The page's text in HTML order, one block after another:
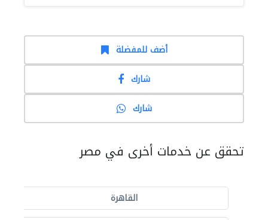
أضف للمفضلة
شارك
شارك
تحقق عن خدمات أخرى في مصر
القاهرة